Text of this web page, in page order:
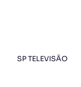
SP TELEVISÃO